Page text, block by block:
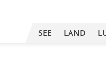
SEE LAND